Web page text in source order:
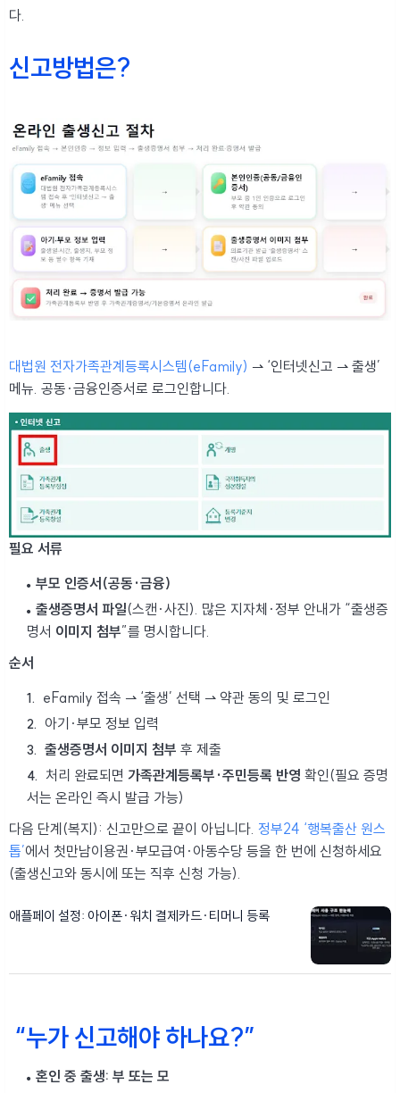
다.
신고방법은?
대법원 전자가족관계등록시스템(eFamily) ⇀ ‘인터넷신고 ⇀ 출생’
메뉴. 공동·금융인증서로 로그인합니다.
필요 서류
부모 인증서(공동·금융)
출생증명서 파일(스캔·사진). 많은 지자체·정부 안내가 “출생증
명서 이미지 첨부”를 명시합니다.
순서
eFamily 접속 ⇀ ‘출생’ 선택 ⇀ 약관 동의 및 로그인
아기·부모 정보 입력
출생증명서 이미지 첨부 후 제출
처리 완료되면 가족관계등록부·주민등록 반영 확인(필요 증명
서는 온라인 즉시 발급 가능)
다음 단계(복지): 신고만으로 끝이 아닙니다. 정부24 ‘행복출산 원스
톱’에서 첫만남이용권·부모급여·아동수당 등을 한 번에 신청하세요
(출생신고와 동시에 또는 직후 신청 가능).
애플페이 설정: 아이폰·워치 결제카드·티머니 등록
“누가 신고해야 하나요?”
혼인 중 출생: 부 또는 모